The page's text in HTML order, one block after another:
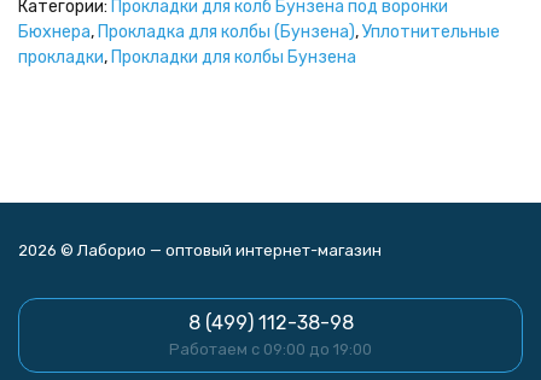
Категории: Прокладки для колб Бунзена под воронки
Бюхнера, Прокладка для колбы (Бунзена),Уплотнительные
прокладки, Прокладки для колбы Бунзена
2026 © Лаборио — оптовый интернет-магазин
8 (499) 112-38-98
Работаем с 09:00 до 19:00